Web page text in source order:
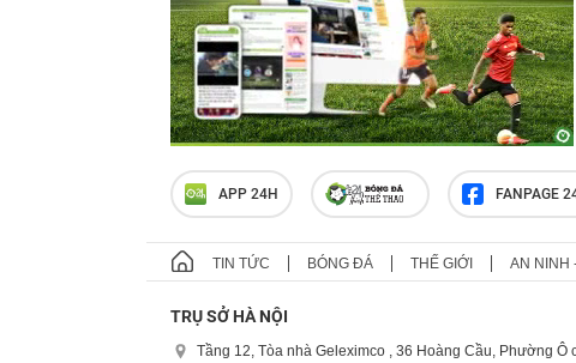
APP 24H FANPAGE
TIN TỨC BÓNG ĐÁ THẾ GIỚI AN NINH
TRỤ SỞ HÀ NỘI
Tầng 12, Tòa nhà Geleximco , 36 Hoàng Cầu, Phường Ô